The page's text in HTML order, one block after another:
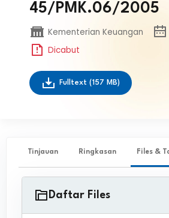
45/PMK.06/2005
Kementerian Keuangan
Dicabut
Fulltext (157 MB)
Tinjauan Ringkasan Files &
Daftar Files